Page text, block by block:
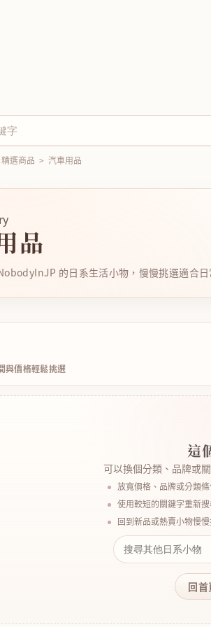
精選商品 > 汽車用品
品
的日系生活小物，慢慢挑選適合日
與價格輕鬆挑選
這
可以換個分類、品牌或
放寬價格、品牌或分類條
使用較短的關鍵字重新搜
回到新品或熱賣小物慢慢
回首